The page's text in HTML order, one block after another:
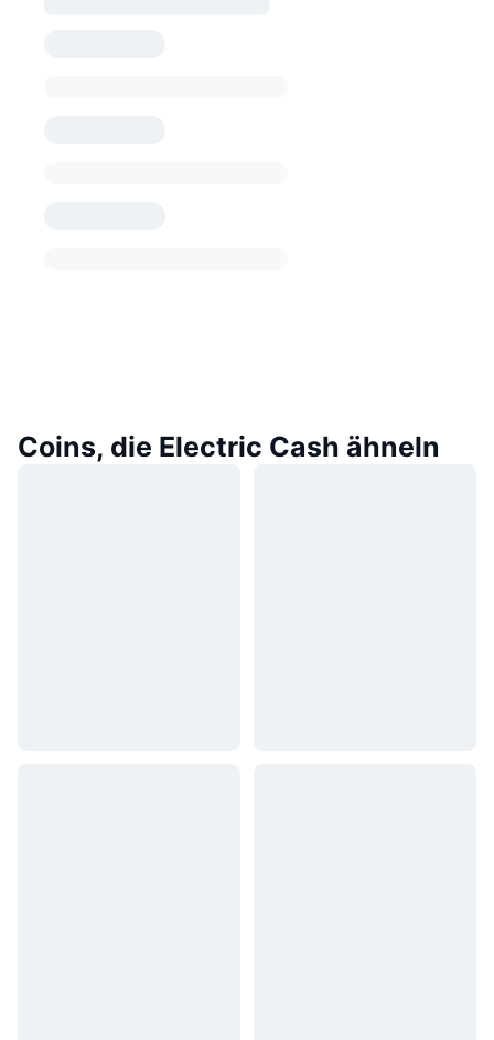
Coins, die Electric Cash ähneln